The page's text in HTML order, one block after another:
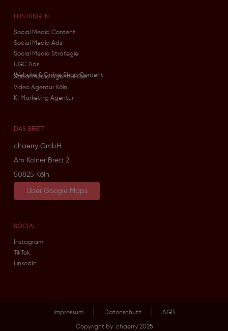
LEISTUNGEN
Social Media Content
Social Media Ads
Social Media Strategie
UGC Ads
Website & Online Shop Content
Social Media Agentur Köln
Video Agentur Köln
KI Marketing Agentur
DAS BRETT
chaerry GmbH
Am Kölner Brett 2
50825 Köln
Über Google Maps
SOCIAL
Instagram
TikTok
LinkedIn
Impressum Datenschutz
AGB
Copyright by .chaerry 2025